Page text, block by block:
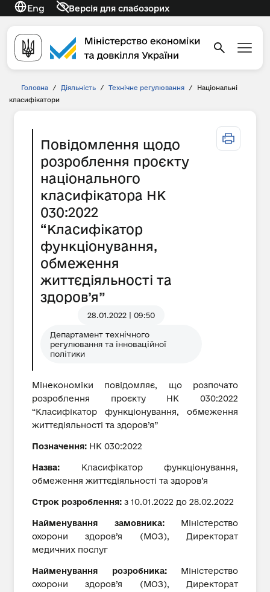
Eng Версія для слабозорих
Головна / Діяльність / Технічне регулювання /
Національні
класифікатори
Повідомлення щодо
розроблення проєкту
національного
класифікатора НК
030:2022
“Класифікатор
функціонування,
обмеження
життєдіяльності та
здоров’я”
28.01.2022 | 09:50
Департамент технічного
регулювання та інноваційної
політики
Мінекономіки повідомляє, що розпочато
розроблення проєкту НК 030:2022
“Класифікатор функціонування, обмеження
життєдіяльності та здоров’я”
Позначення: НК 030:2022
Назва: Класифікатор функціонування,
обмеження життєдіяльності та здоров’я
Строк розроблення: з 10.01.2022 до 28.02.2022
Найменування замовника:Міністерство
охорони здоров’я (МОЗ), Директорат
медичних послуг
Найменування розробника:Міністерство
охорони здоров’я (МОЗ), Директорат